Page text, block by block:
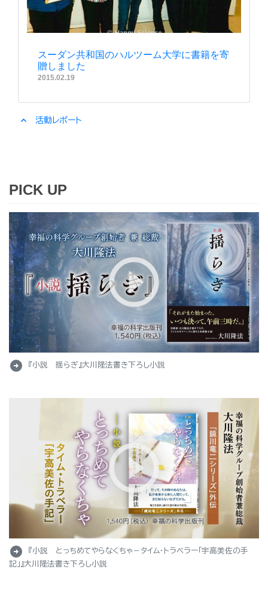
スーダン共和国のハルツーム大学に書籍を寄
贈しました
2015.02.19
expand_less 活動レポート
PICK UP
arrow_circle_right 『小説 揺らぎ』大川隆法書き下ろし小説
arrow_circle_right
『小説 とっちめてやらなくちゃ－タイム・トラベラー「宇高美佐の手
記」』大川隆法書き下ろし小説